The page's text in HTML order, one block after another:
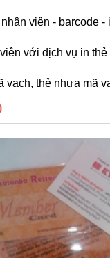
viên - barcode -
với dịch vụ in
vạch, thẻ nhựa mã